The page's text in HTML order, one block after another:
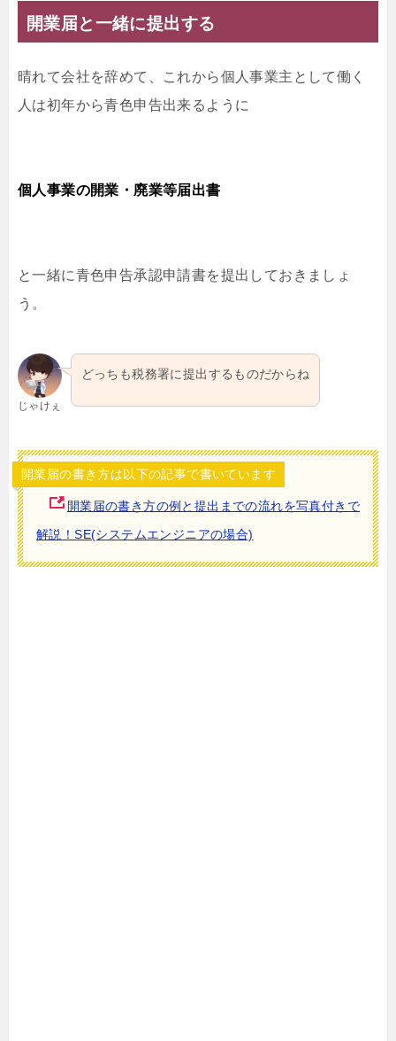
開業届と一緒に提出する
晴れて会社を辞めて、これから個人事業主として働く
人は初年から青色申告出来るように
個人事業の開業・廃業等届出書
と一緒に青色申告承認申請書を提出しておきましょ
う。
じゃけぇ
どっちも税務署に提出するものだからね
開業届の書き方は以下の記事で書いています
開業届の書き方の例と提出までの流れを写真付きで
解説！SE(システムエンジニアの場合)